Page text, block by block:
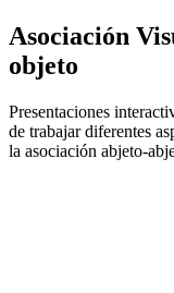
Asociación
objeto
Presentaciones
de trabajar diferentes
la asociación abjeto-